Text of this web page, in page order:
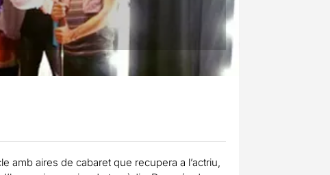
amb aires de cabaret que recupera a l’actriu,